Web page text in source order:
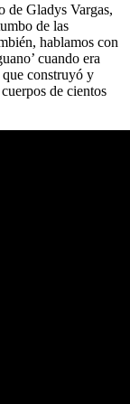
de Gladys Vargas,
de las
hablamos con
cuando era
que construyó y
de cientos